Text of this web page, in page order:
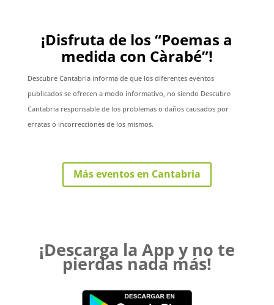
¡Disfruta de los “Poemas a
medida con Càrabé”!
Descubre Cantabria informa de que los diferentes eventos
publicados se ofrecen a modo informativo, no siendo Descubre
Cantabria responsable de los problemas o daños causados por
erratas o incorrecciones de los mismos.
Más eventos en Cantabria
¡Descarga la App y no te
pierdas nada más!